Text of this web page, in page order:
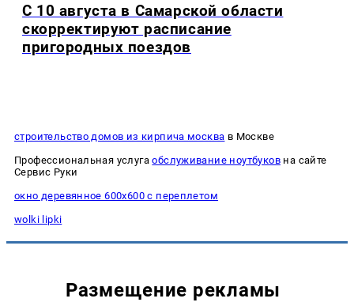
С 10 августа в Самарской области
скорректируют расписание
пригородных поездов
строительство домов из кирпича москва в Москве
Профессиональная услугаобслуживание ноутбуковна сайте
Сервис Руки
окно деревянное 600х600 с переплетом
wolki lipki
Размещение рекламы